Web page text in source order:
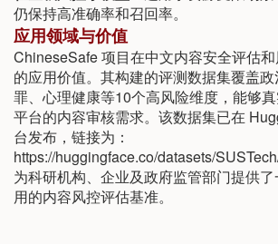
仍保持高准确率和召回率。
应用领域与价值
ChineseSafe 项目在中文内容安全评估
的应用价值。其构建的评测数据集覆盖
罪、心理健康等10个高风险维度，能够
平台的内容审核需求。该数据集已在
台发布，链接为：
https://huggingface.co/datasets/
为科研机构、企业及政府监管部门提供
用的内容风控评估基准。